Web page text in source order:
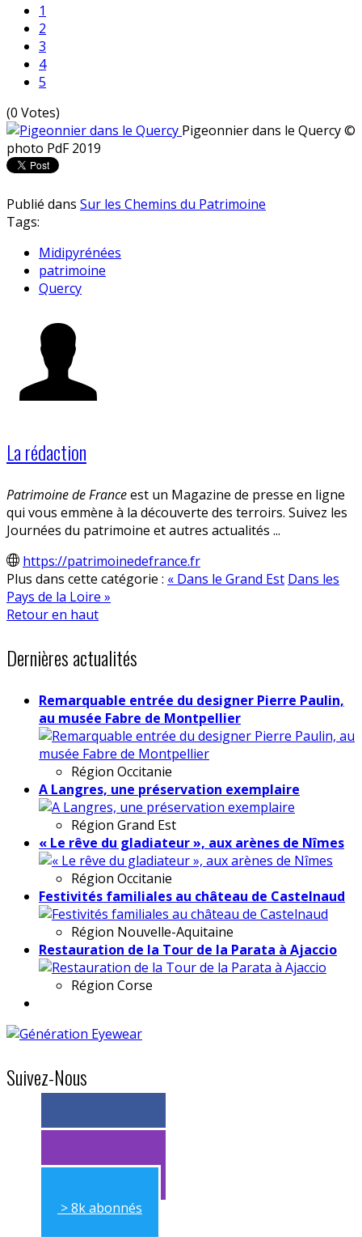
1
2
3
4
5
(0 Votes)
Pigeonnier dans le Quercy©
photo PdF 2019
Publié dans Sur les Chemins du Patrimoine
Tags:
Midipyrénées
patrimoine
Quercy
La rédaction
Patrimoine de Franceest un Magazine de presse en ligne
qui vous emmène à la découverte des terroirs. Suivez les
Journées du patrimoine et autres actualités ...
https://patrimoinedefrance.fr
Plus dans cette catégorie : « Dans le Grand Est Dans les
Pays de la Loire »
Retour en haut
Dernières actualités
Remarquable entrée du designer Pierre Paulin,
au musée Fabre de Montpellier
Région Occitanie
A Langres, une préservation exemplaire
Région Grand Est
« Le rêve du gladiateur », aux arènes de Nîmes
Région Occitanie
Festivités familiales au château de Castelnaud
Région Nouvelle-Aquitaine
Restauration de la Tour de la Parata à Ajaccio
Région Corse
Suivez-Nous
> 11k abonnés
> 11k abonnés
> 8k abonnés